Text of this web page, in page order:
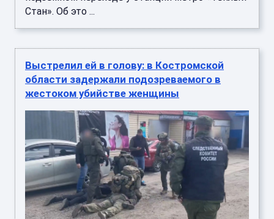
Стан». Об это ...
Выстрелил ей в голову: в Костромской
области задержали подозреваемого в
жестоком убийстве женщины